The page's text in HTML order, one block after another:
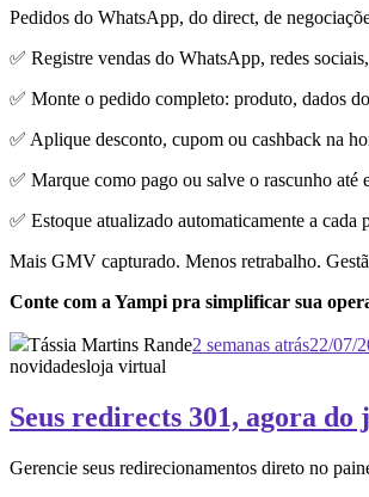
Pedidos do WhatsApp, do direct, de
✅ Registre vendas do WhatsApp, redes
✅ Monte o pedido completo: produto, dados
✅ Aplique desconto, cupom ou cashback na
✅ Marque como pago ou salve o rascunho até
✅ Estoque atualizado automaticamente a cada
Mais GMV capturado. Menos retrabalho.
Conte com a Yampi pra simplificar sua
Tássia Martins Rande2 semanas atrás22/07/
novidadesloja virtual
Seus redirects 301, agora do
Gerencie seus redirecionamentos direto no